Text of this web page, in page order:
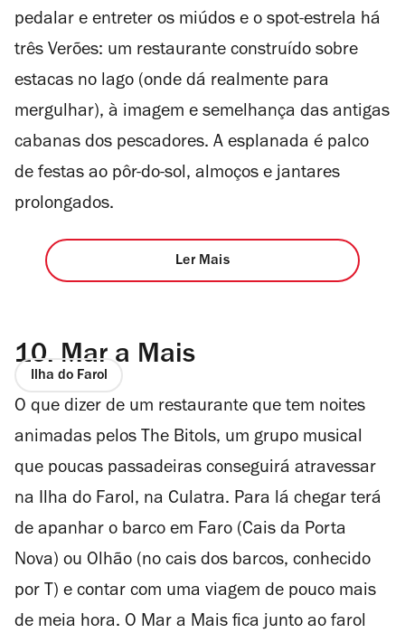
pedalar e entreter os miúdos e o spot-estrela há
três Verões: um restaurante construído sobre
estacas no lago (onde dá realmente para
mergulhar), à imagem e semelhança das antigas
cabanas dos pescadores. A esplanada é palco
de festas ao pôr-do-sol, almoços e jantares
prolongados.
Ler Mais
10. Mar a Mais
Ilha do Farol
O que dizer de um restaurante que tem noites
animadas pelos The Bitols, um grupo musical
que poucas passadeiras conseguirá atravessar
na Ilha do Farol, na Culatra. Para lá chegar terá
de apanhar o barco em Faro (Cais da Porta
Nova) ou Olhão (no cais dos barcos, conhecido
por T) e contar com uma viagem de pouco mais
de meia hora. O Mar a Mais fica junto ao farol